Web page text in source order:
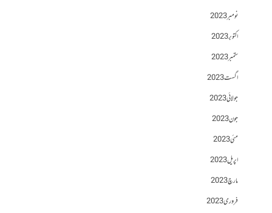
نومبر 2023
اکتوبر 2023
ستمبر 2023
اگست 2023
جولائی 2023
جون 2023
مئی 2023
اپریل 2023
مارچ 2023
فروری 2023